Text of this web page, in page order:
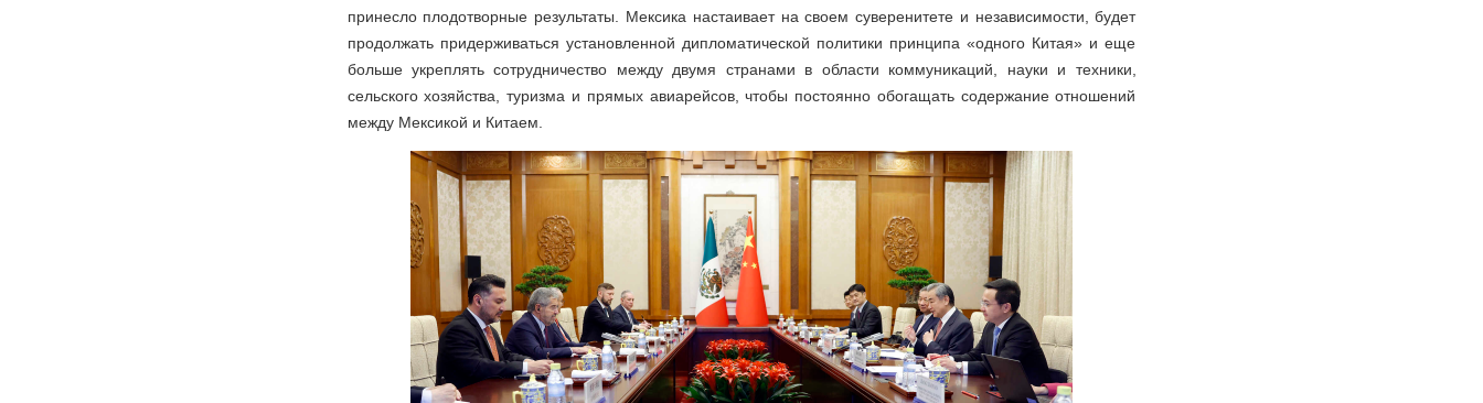
принесло плодотворные результаты. Мексика настаивает на своем суверенитете и независимости, будет
продолжать придерживаться установленной дипломатической политики принципа «одного Китая» и еще
больше укреплять сотрудничество между двумя странами в области коммуникаций, науки и техники,
сельского хозяйства, туризма и прямых авиарейсов, чтобы постоянно обогащать содержание отношений
между Мексикой и Китаем.